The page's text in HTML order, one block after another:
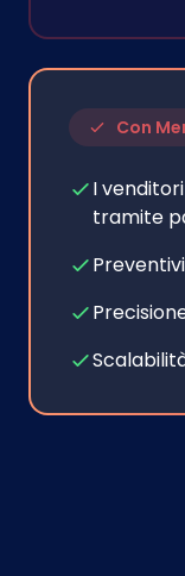
Con
I
tramite